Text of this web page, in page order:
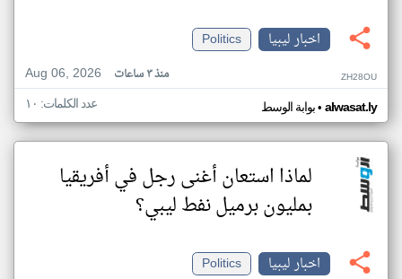
اخبار ليبيا
Politics
Aug 06, 2026
منذ ٣ ساعات ZH28OU
بوابة الوسط• alwasat.ly عدد الكلمات: ١٠
لماذا استعان أغنى رجل في أفريقيا
بمليون برميل نفط ليبي؟
اخبار ليبيا
Politics